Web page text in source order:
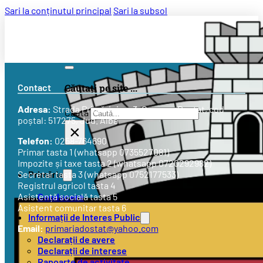
Sari la conținutul principal Sari la subsol
Căutați pe site ...
Caută
×
Primăria
Conducere
Informații de Interes Public
Declarații de avere
Declarații de interese
Contact
Adresa: StradaPrimăriei nr. 3, Comuna Doștat, cod
poștal: 517275, Jud. Alba
Telefon: 0258-764690
Primar tasta 1 (whatsapp 0735527081)
Impozite și taxe tasta 2 (whatsapp 0720292982)
Secretar tasta 3 (whatsapp 0752177533)
Registrul agricol tasta 4
Asistență socială tasta 5
Asistent comunitar tasta 6
Email: primariadostat@yahoo.com